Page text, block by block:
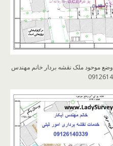
موحود ملک نقشه بردار خانم مهندس